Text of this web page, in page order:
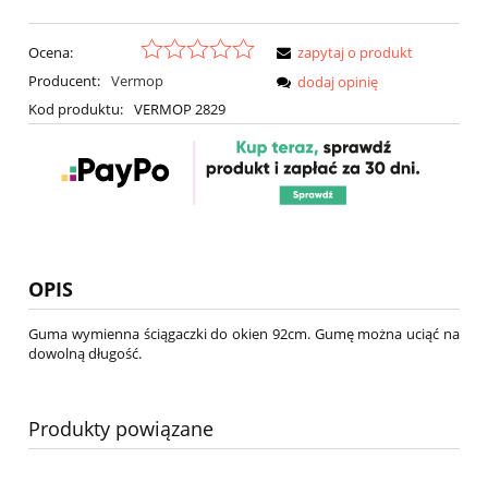
Ocena:
Producent: Vermop
Kod produktu: VERMOP 2829
zapytaj o produkt
dodaj opinię
OPIS
Guma wymienna ściągaczki do okien 92cm. Gumę można uciąć na
dowolną długość.
Produkty powiązane